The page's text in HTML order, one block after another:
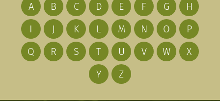
A B C D E F G
H
I
J K L M N O
P
Q
R S T U V W
X
Y
Z